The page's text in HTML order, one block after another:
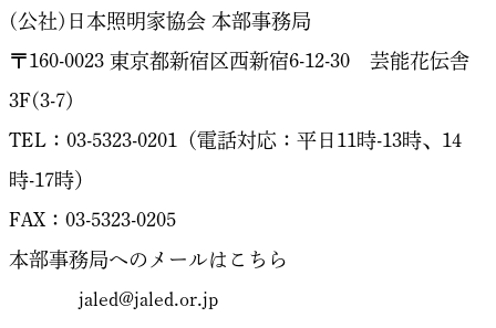
(公社)日本照明家協会 本部事務局
〒160-0023 東京都新宿区西新宿6-12-30 芸能花伝舎
3F(3-7)
TEL：03-5323-0201（電話対応：平日11時-13時、14
時-17時）
FAX：03-5323-0205
本部事務局へのメールはこちら
jaled@jaled.or.jp